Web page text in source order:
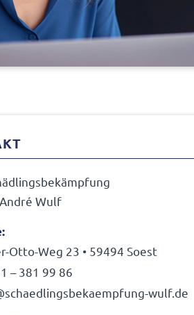
Wulf
Otto-Weg 23 • 59494 Soest
– 381 99 86
wulf.de